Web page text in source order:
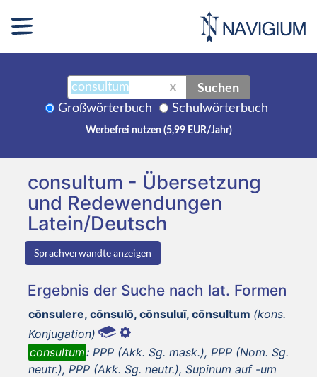
X Suchen
Großwörterbuch Schulwörterbuch
Werbefrei nutzen (5,99 EUR/Jahr)
consultum - Übersetzung
und Redewendungen
Latein/Deutsch
Sprachverwandte anzeigen
Ergebnis der Suche nach lat. Formen
cōnsulere, cōnsulō, cōnsuluī, cōnsultum (kons.
Konjugation)
consultum: PPP (Akk. Sg. mask.), PPP (Nom. Sg.
neutr.), PPP (Akk. Sg. neutr.), Supinum auf -um